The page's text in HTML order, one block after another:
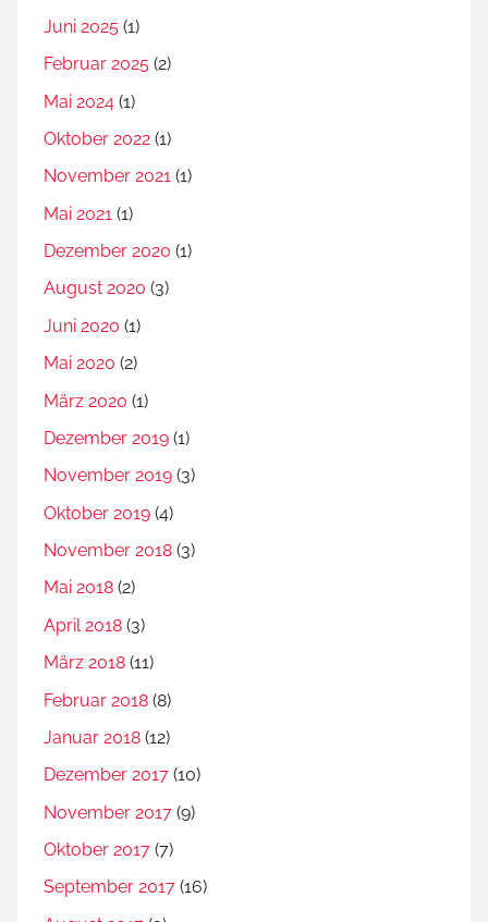
Juni 2025 (1)
Februar 2025 (2)
Mai 2024 (1)
Oktober 2022 (1)
November 2021 (1)
Mai 2021 (1)
Dezember 2020 (1)
August 2020 (3)
Juni 2020 (1)
Mai 2020 (2)
März 2020 (1)
Dezember 2019 (1)
November 2019 (3)
Oktober 2019 (4)
November 2018 (3)
Mai 2018 (2)
April 2018 (3)
März 2018 (11)
Februar 2018 (8)
Januar 2018 (12)
Dezember 2017 (10)
November 2017 (9)
Oktober 2017 (7)
September 2017 (16)